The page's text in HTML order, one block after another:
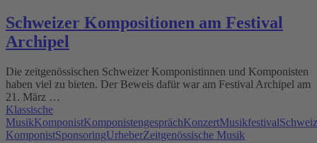
Schweizer Kompositionen am Festival
Archipel
Die zeitgenössischen Schweizer Komponistinnen und Komponisten
haben viel zu bieten. Der Beweis dafür war am Festival Archipel am
21. März …
Klassische
MusikKomponistKomponistengesprächKonzertMusikfestival
KomponistSponsoringUrheberZeitgenössische Musik